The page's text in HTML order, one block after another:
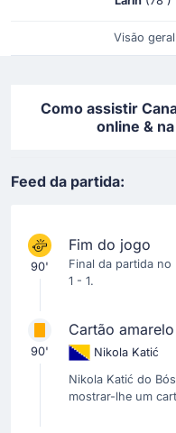
Visão geral
Como assistir
online &
Feed da partida:
90'
Fim do jogo
Final da partida no
1 - 1.
90'
Cartão amarelo
Nikola Katić
Nikola Katić do
mostrar-lhe um